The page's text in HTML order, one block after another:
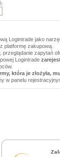
Logintrade jako
platformę zakupową.
zapytań
Logintrade
która je złożyła,
w panelu